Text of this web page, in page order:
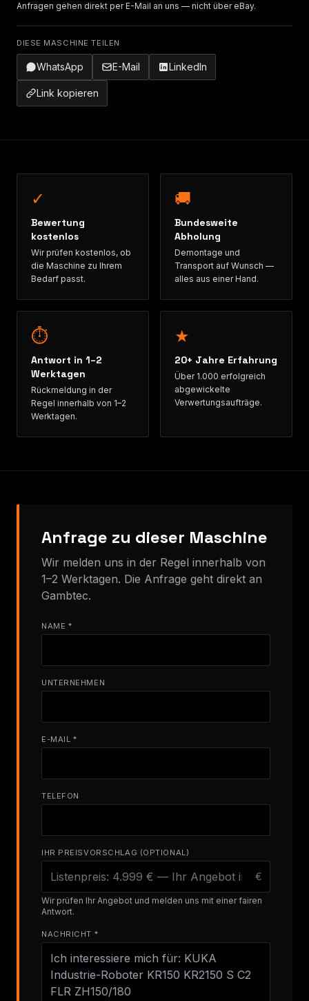
Anfragen gehen direkt per E-Mail an uns — nicht über eBay.
DIESE MASCHINE TEILEN
WhatsApp E-Mail LinkedIn
Link kopieren
✓
Bewertung
kostenlos
Wir prüfen kostenlos, ob
die Maschine zu Ihrem
Bedarf passt.
🚚
Bundesweite
Abholung
Demontage und
Transport auf Wunsch —
alles aus einer Hand.
⏱
Antwort in 1–2
Werktagen
Rückmeldung in der
Regel innerhalb von 1–2
Werktagen.
★
20+ Jahre Erfahrung
Über 1.000 erfolgreich
abgewickelte
Verwertungsaufträge.
Anfrage zu dieser Maschine
Wir melden uns in der Regel innerhalb von
1–2 Werktagen. Die Anfrage geht direkt an
Gambtec.
NAME *
UNTERNEHMEN
E-MAIL *
TELEFON
IHR PREISVORSCHLAG (OPTIONAL)
€
Wir prüfen Ihr Angebot und melden uns mit einer fairen
Antwort.
NACHRICHT *